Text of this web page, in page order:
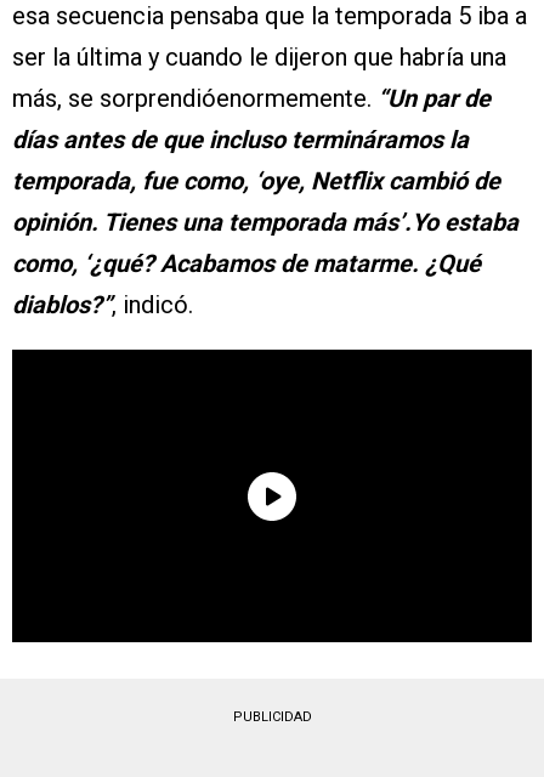
esa secuencia pensaba que la temporada 5 iba a
ser la última y cuando le dijeron que habría una
más, se sorprendióenormemente. “Un par de
días antes de que incluso termináramos la
temporada, fue como, ‘oye, Netflix cambió de
opinión. Tienes una temporada más’.Yo estaba
como, ‘¿qué? Acabamos de matarme. ¿Qué
diablos?”, indicó.
PUBLICIDAD